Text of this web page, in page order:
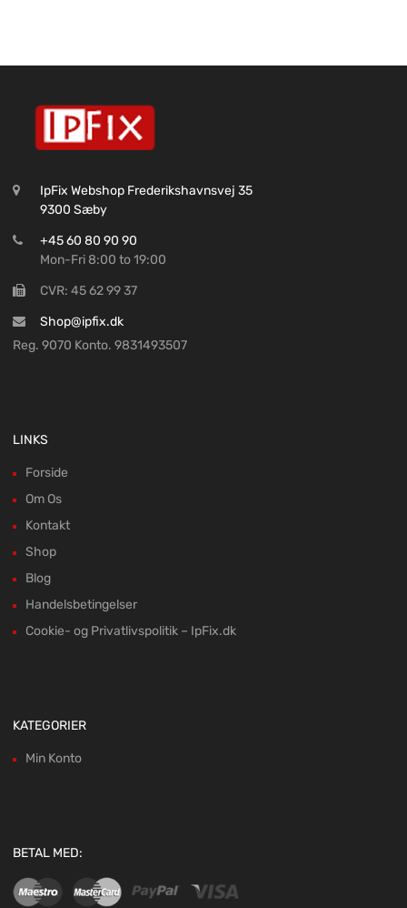
IpFix Webshop Frederikshavnsvej 35
9300 Sæby
+45 60 80 90 90
Mon-Fri 8:00 to 19:00
CVR: 45 62 99 37
Shop@ipfix.dk
Reg. 9070 Konto. 9831493507
LINKS
Forside
Om Os
Kontakt
Shop
Blog
Handelsbetingelser
Cookie- og Privatlivspolitik – IpFix.dk
KATEGORIER
Min Konto
BETAL MED: